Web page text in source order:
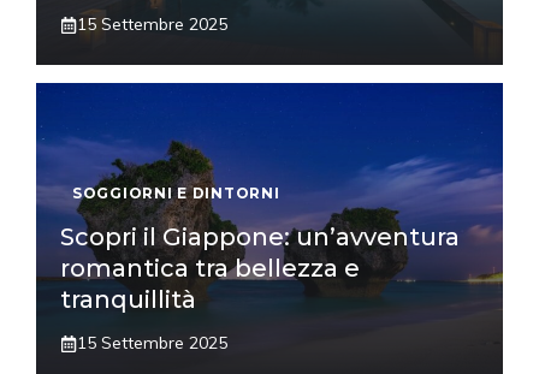
15 Settembre 2025
SOGGIORNI E DINTORNI
Scopri il Giappone: un’avventura
romantica tra bellezza e
tranquillità
15 Settembre 2025